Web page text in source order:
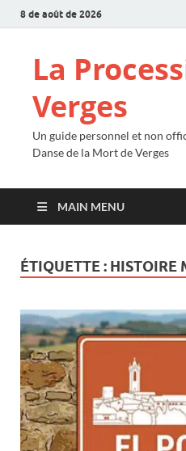
8 de août de 2026
La
Verges
Un guide personnel et non
Danse de la Mort de Verges
MAIN MENU
ÉTIQUETTE : HISTOIRE